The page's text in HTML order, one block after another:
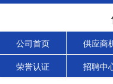
公司首页 供应商
荣誉认证 招聘中